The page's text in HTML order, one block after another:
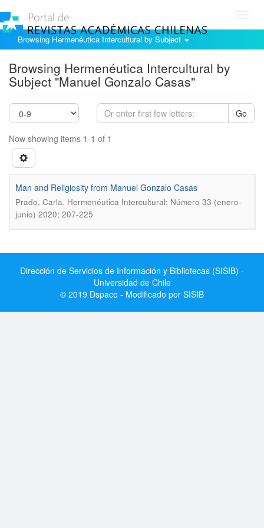
Browsing Hermenéutica Intercultural by Subject
Browsing Hermenéutica Intercultural by
Subject "Manuel Gonzalo Casas"
Go
Now showing items 1-1 of 1
Man and Religiosity from Manuel Gonzalo Casas
Prado, Carla. Hermenéutica Intercultural; Número 33 (enero-
junio) 2020; 207-225
Dirección de Servicios de Información y Bibliotecas (SISIB) -
Universidad de Chile
© 2019 Dspace - Modificado por SISIB